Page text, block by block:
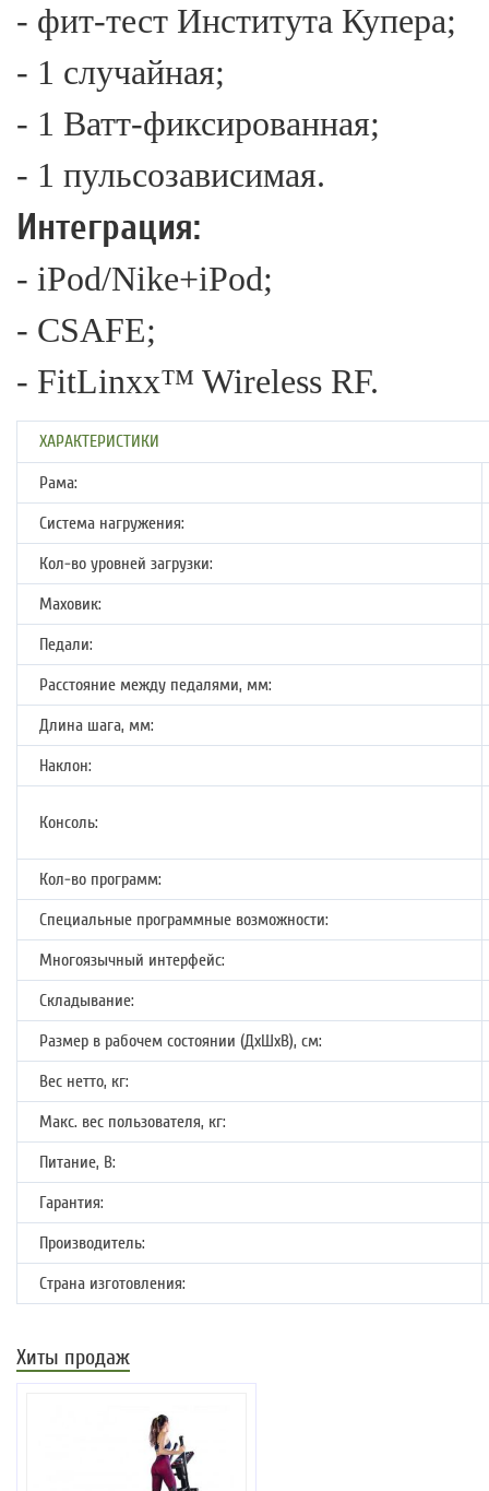
- фит-тест Института Купера;
- 1 случайная;
- 1 Ватт-фиксированная;
- 1 пульсозависимая.
Интеграция:
- iPod/Nike+iPod;
- CSAFE;
- FitLinxx™ Wireless RF.
ХАРАКТЕРИСТИКИ
Рама:
Система нагружения:
Кол-во уровней загрузки:
Маховик:
Педали:
Расстояние между педалями, мм:
Длина шага, мм:
Наклон:
Консоль:
Кол-во программ:
Специальные программные возможности:
Многоязычный интерфейс:
Складывание:
Размер в рабочем состоянии (ДхШхВ), см:
Вес нетто, кг:
Макс. вес пользователя, кг:
Питание, В:
Гарантия:
Производитель:
Страна изготовления:
Хиты продаж